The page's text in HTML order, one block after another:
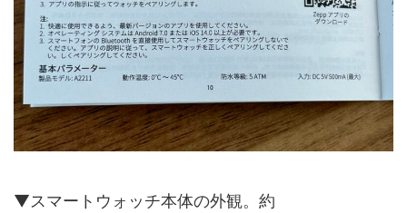
▼スマートウォッチ本体の外観。約